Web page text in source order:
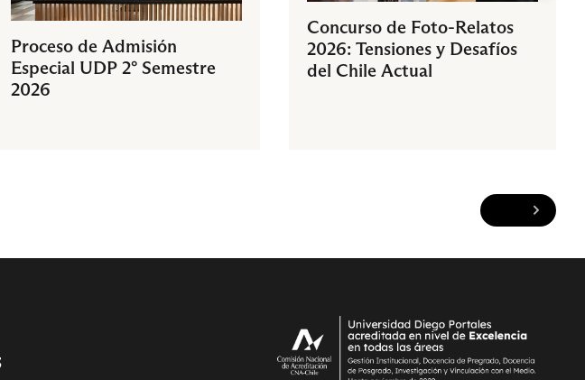
Proceso de Admisión
Especial UDP 2° Semestre
2026
Concurso de Foto-Relatos
2026: Tensiones y Desafíos
del Chile Actual